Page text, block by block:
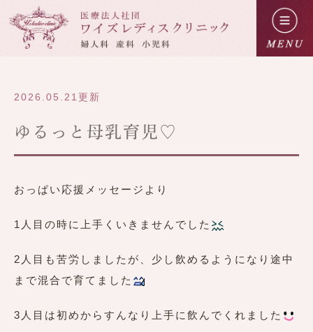
2026.05.21更新
ゆるっと母乳育児♡
おっぱい応援メッセージより
1人目の時に上手くいきませんでした
2人目も苦労しましたが、少し飲めるようになり途中
まで混合で育てました
3人目は初めからすんなり上手に飲んでくれました